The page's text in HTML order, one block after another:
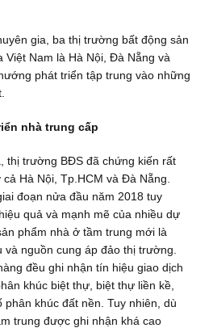
gia, ba thị trường bất động sản
Nam là Hà Nội, Đà Nẵng và
phát triển tập trung vào những
nhà trung cấp
thị trường BĐS đã chứng kiến rất
Hà Nội, Tp.HCM và Đà Nẵng.
đoạn nửa đầu năm 2018 tuy
quả và mạnh mẽ của nhiều dự
phẩm nhà ở tầm trung mới là
nguồn cung áp đảo thị trường.
đều ghi nhận tín hiệu giao dịch
khúc biệt thự, biệt thự liền kề,
khúc đất nền. Tuy nhiên, dù
trung được ghi nhận khá cao